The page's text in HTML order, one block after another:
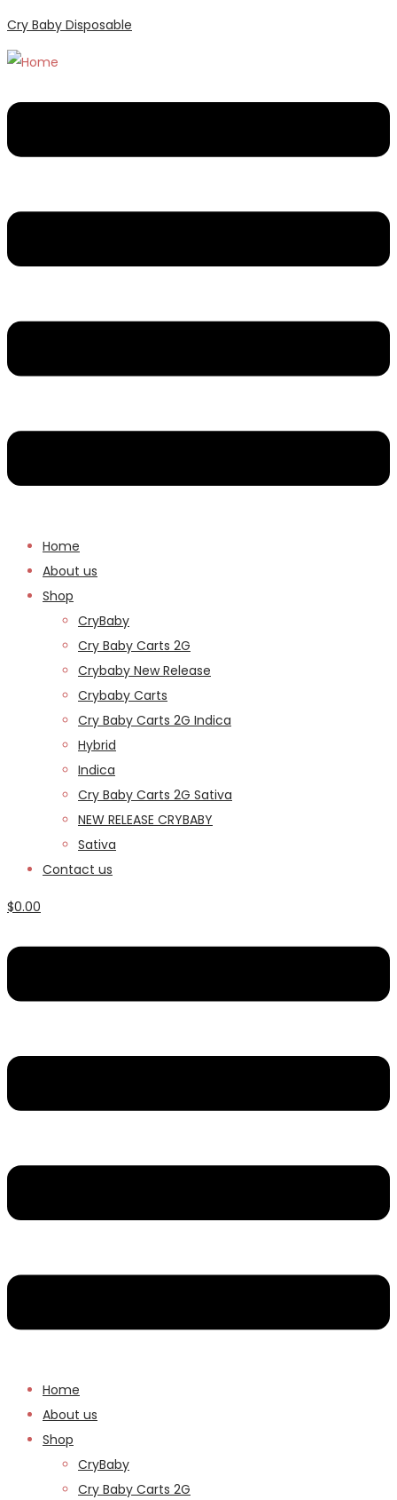
Cry Baby Disposable
Home
About us
Shop
CryBaby
Cry Baby Carts 2G
Crybaby New Release
Crybaby Carts
Cry Baby Carts 2G Indica
Hybrid
Indica
Cry Baby Carts 2G Sativa
NEW RELEASE CRYBABY
Sativa
Contact us
$0.00
Home
About us
Shop
CryBaby
Cry Baby Carts 2G